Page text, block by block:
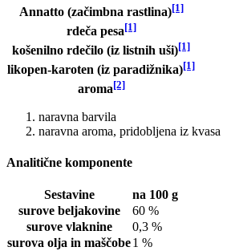
Annatto (začimbna rastlina)[1]
rdeča pesa[1]
košenilno rdečilo (iz listnih uši)[1]
likopen-karoten (iz paradižnika)[1]
aroma[2]
naravna barvila
naravna aroma, pridobljena iz kvasa
Analitične komponente
Sestavine
na 100 g
surove beljakovine
60 %
surove vlaknine
0,3 %
surova olja in maščobe1 %